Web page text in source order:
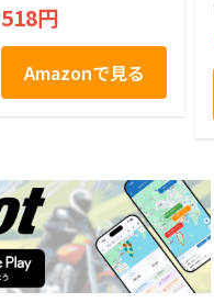
518円
Amazonで見る